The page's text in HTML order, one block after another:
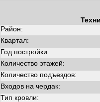
Район:
Квартал:
Год постройки:
Количество этажей:
Количество подъездов:
Входов на чердак:
Тип кровли: